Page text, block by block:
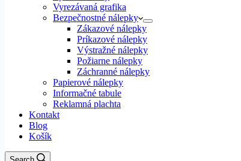
Vyrezávaná grafika
Bezpečnostné nálepky
Zákazové nálepky
Príkazové nálepky
Výstražné nálepky
Požiarne nálepky
Záchranné nálepky
Papierové nálepky
Informačné tabule
Reklamná plachta
Kontakt
Blog
Košík